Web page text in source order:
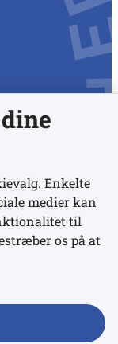
Enkelte
medier kan
til
os på at